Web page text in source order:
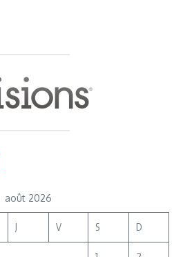
août 2026
J V S D